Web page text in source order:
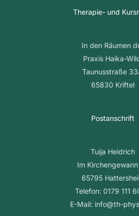
Therapie- und
In den Räumen
Praxis Haika-
Taunusstraße
65830 Kriftel
Postanschrift
Tuija Heidrich
Im
65795
Telefon: 0179 111
E-Mail: info@th-